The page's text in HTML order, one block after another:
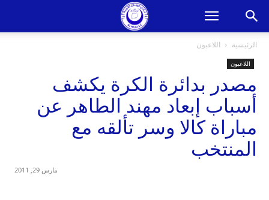
الرئيسية اللاعبون
اللاعبون
مصدر بدائرة الكرة يكشف
أسباب إبعاد مهند الطاهر عن
مباراة كالا وسر تألقه مع
المنتخب
مارس 29, 2011